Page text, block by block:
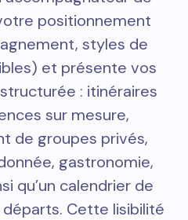
positionnement
styles de
et présente vos
: itinéraires
sur mesure,
de groupes privés,
gastronomie,
qu’un calendrier de
Cette lisibilité